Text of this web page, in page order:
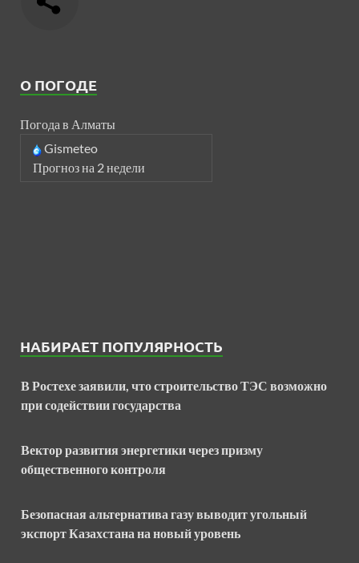
О ПОГОДЕ
Погода в Алматы
Gismeteo
Прогноз на 2 недели
НАБИРАЕТ ПОПУЛЯРНОСТЬ
В Ростехе заявили, что строительство ТЭС возможно
при содействии государства
Вектор развития энергетики через призму
общественного контроля
Безопасная альтернатива газу выводит угольный
экспорт Казахстана на новый уровень